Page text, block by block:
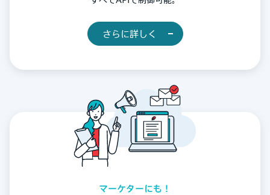
さらに詳しく
マーケターにも！